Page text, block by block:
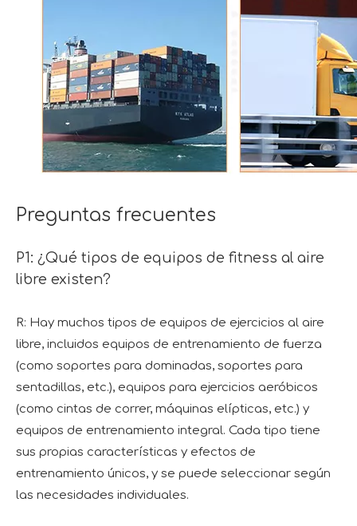
Preguntas frecuentes
P1: ¿Qué tipos de equipos de fitness al aire
libre existen?
R: Hay muchos tipos de equipos de ejercicios al aire
libre, incluidos equipos de entrenamiento de fuerza
(como soportes para dominadas, soportes para
sentadillas, etc.), equipos para ejercicios aeróbicos
(como cintas de correr, máquinas elípticas, etc.) y
equipos de entrenamiento integral. Cada tipo tiene
sus propias características y efectos de
entrenamiento únicos, y se puede seleccionar según
las necesidades individuales.